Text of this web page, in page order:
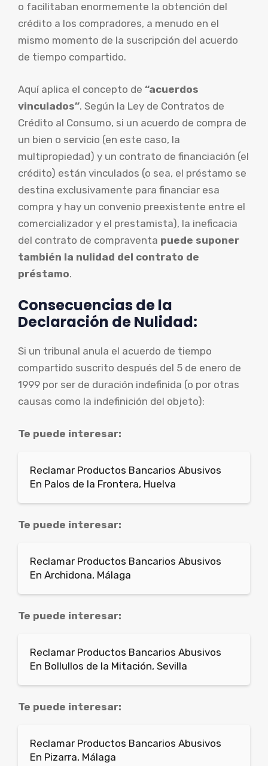
o facilitaban enormemente la obtención del
crédito a los compradores, a menudo en el
mismo momento de la suscripción del acuerdo
de tiempo compartido.
Aquí aplica el concepto de “acuerdos
vinculados”. Según la Ley de Contratos de
Crédito al Consumo, si un acuerdo de compra de
un bien o servicio (en este caso, la
multipropiedad) y un contrato de financiación (el
crédito) están vinculados (o sea, el préstamo se
destina exclusivamente para financiar esa
compra y hay un convenio preexistente entre el
comercializador y el prestamista), la ineficacia
del contrato de compraventa puede suponer
también la nulidad del contrato de
préstamo.
Consecuencias de la
Declaración de Nulidad:
Si un tribunal anula el acuerdo de tiempo
compartido suscrito después del 5 de enero de
1999 por ser de duración indefinida (o por otras
causas como la indefinición del objeto):
Te puede interesar:
Reclamar Productos Bancarios Abusivos
En Palos de la Frontera, Huelva
Te puede interesar:
Reclamar Productos Bancarios Abusivos
En Archidona, Málaga
Te puede interesar:
Reclamar Productos Bancarios Abusivos
En Bollullos de la Mitación, Sevilla
Te puede interesar:
Reclamar Productos Bancarios Abusivos
En Pizarra, Málaga